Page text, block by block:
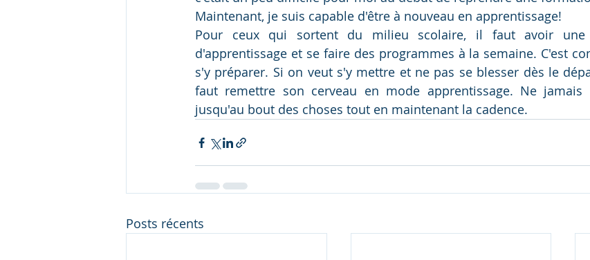
Maintenant, je suis capable d'être à nouveau en apprentissage!
Pour ceux qui sortent du milieu scolaire, il faut avoir une
d'apprentissage et se faire des programmes à la semaine. C'est
s'y préparer. Si on veut s'y mettre et ne pas se blesser dès le
faut remettre son cerveau en mode apprentissage. Ne
jusqu'au bout des choses tout en maintenant la cadence.
Posts récents